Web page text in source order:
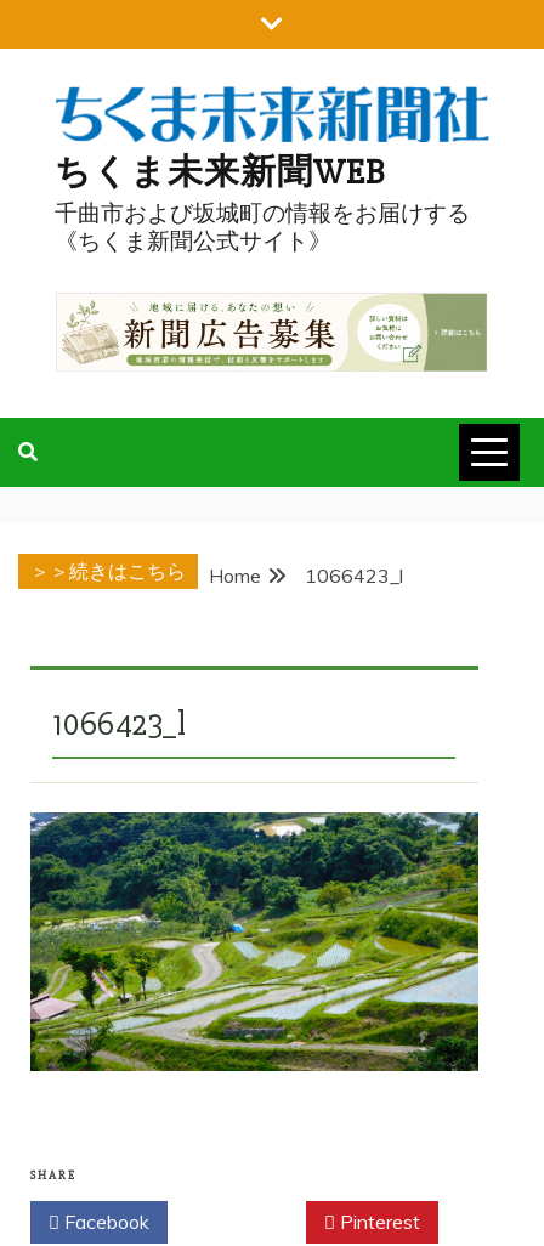
to
ちくま未来新聞WEB
千曲市および坂城町の情報をお届けする
《ちくま新聞公式サイト》
＞＞続きはこちら Home 1066423_l
1066423_l
SHARE
Facebook Pinterest